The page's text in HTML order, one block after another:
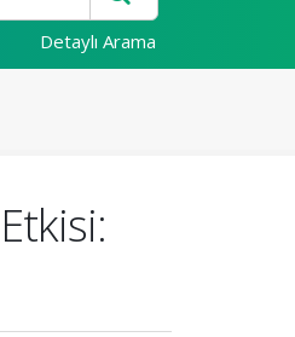
Detaylı Arama